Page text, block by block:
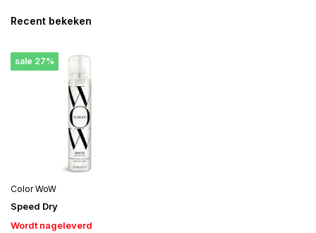
Recent bekeken
sale 27%
Color WoW
Speed Dry
Wordt nageleverd